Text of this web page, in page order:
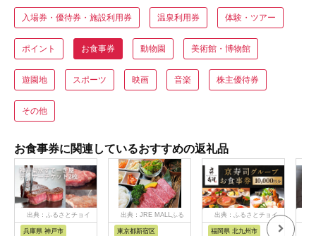
入場券・優待券・施設利用券 温泉利用券 体験・ツアー
ポイント お食事券 動物園 美術館・博物館
遊園地 スポーツ 映画 音楽 株主優待券
その他
お食事券に関連しているおすすめの返礼品
出典：ふるさとチョイ
兵庫県 神戸市
出典：JRE MALLふる
東京都新宿区
出典：ふるさとチョイ
福岡県 北九州市